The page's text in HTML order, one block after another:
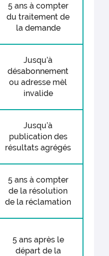
5 ans à compter
du traitement de
la demande
Jusqu’à
désabonnement
ou adresse mèl
invalide
Jusqu’à
publication des
résultats agrégés
5 ans à compter
de la résolution
de la réclamation
5 ans après le
départ de la